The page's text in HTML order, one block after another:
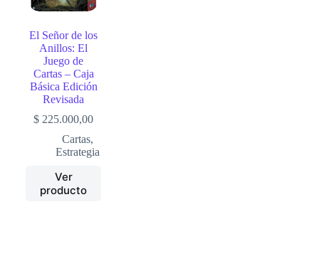
El Señor de los
Anillos: El
Juego de
Cartas – Caja
Básica Edición
Revisada
$ 225.000,00
Cartas,
Estrategia
Ver
producto